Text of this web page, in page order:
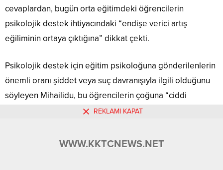
cevaplardan, bugün orta eğitimdeki öğrencilerin
psikolojik destek ihtiyacındaki “endişe verici artış
eğiliminin ortaya çıktığına” dikkat çekti.
Psikolojik destek için eğitim psikoloğuna gönderilenlerin
önemli oranı şiddet veya suç davranışıyla ilgili olduğunu
söyleyen Mihailidu, bu öğrencilerin çoğuna “ciddi
duygusal zorluk tanısı” konulduğuna işaret etti.
Gazete, Mihailidu’yu kaynak göstererek 2019-2020
REKLAMI KAPAT
WWW.KKTCNEWS.NET